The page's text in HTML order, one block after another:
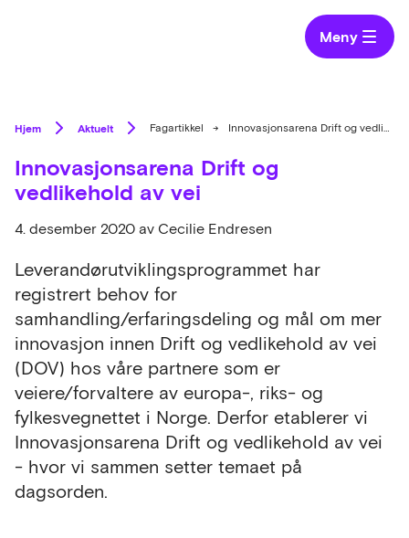
Meny
Hjem Aktuelt Fagartikkel → Innovasjonsarena Drift og vedlikehold av vei
Innovasjonsarena Drift og
vedlikehold av vei
4. desember 2020 av Cecilie Endresen
Leverandørutviklingsprogrammet har
registrert behov for
samhandling/erfaringsdeling og mål om mer
innovasjon innen Drift og vedlikehold av vei
(DOV) hos våre partnere som er
veiere/forvaltere av europa-, riks- og
fylkesvegnettet i Norge. Derfor etablerer vi
Innovasjonsarena Drift og vedlikehold av vei
- hvor vi sammen setter temaet på
dagsorden.